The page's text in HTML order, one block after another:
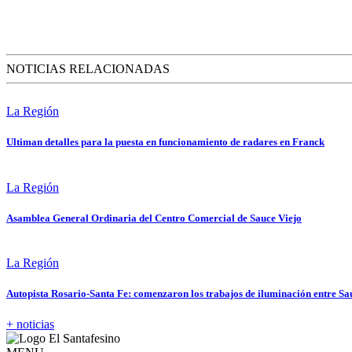
NOTICIAS RELACIONADAS
La Región
Ultiman detalles para la puesta en funcionamiento de radares en Franck
La Región
Asamblea General Ordinaria del Centro Comercial de Sauce Viejo
La Región
Autopista Rosario-Santa Fe: comenzaron los trabajos de iluminación entre
+ noticias